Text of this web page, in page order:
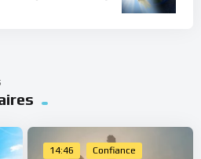
14:46 Confiance